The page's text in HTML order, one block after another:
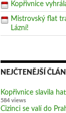
Kopřivnice
Mistrovský flat
Lázní!
NEJČTENĚJŠÍ
Kopřivnice slavila
584 views
Cizinci se valí do